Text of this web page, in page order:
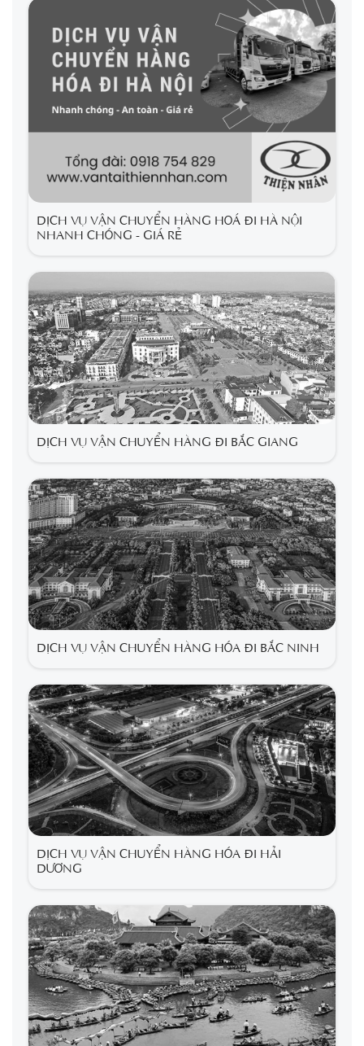
DỊCH VỤ VẬN CHUYỂN HÀNG HOÁ ĐI HÀ NỘI
NHANH CHÓNG - GIÁ RẺ
DỊCH VỤ VẬN CHUYỂN HÀNG ĐI BẮC GIANG
DỊCH VỤ VẬN CHUYỂN HÀNG HÓA ĐI BẮC NINH
DỊCH VỤ VẬN CHUYỂN HÀNG HÓA ĐI HẢI
DƯƠNG